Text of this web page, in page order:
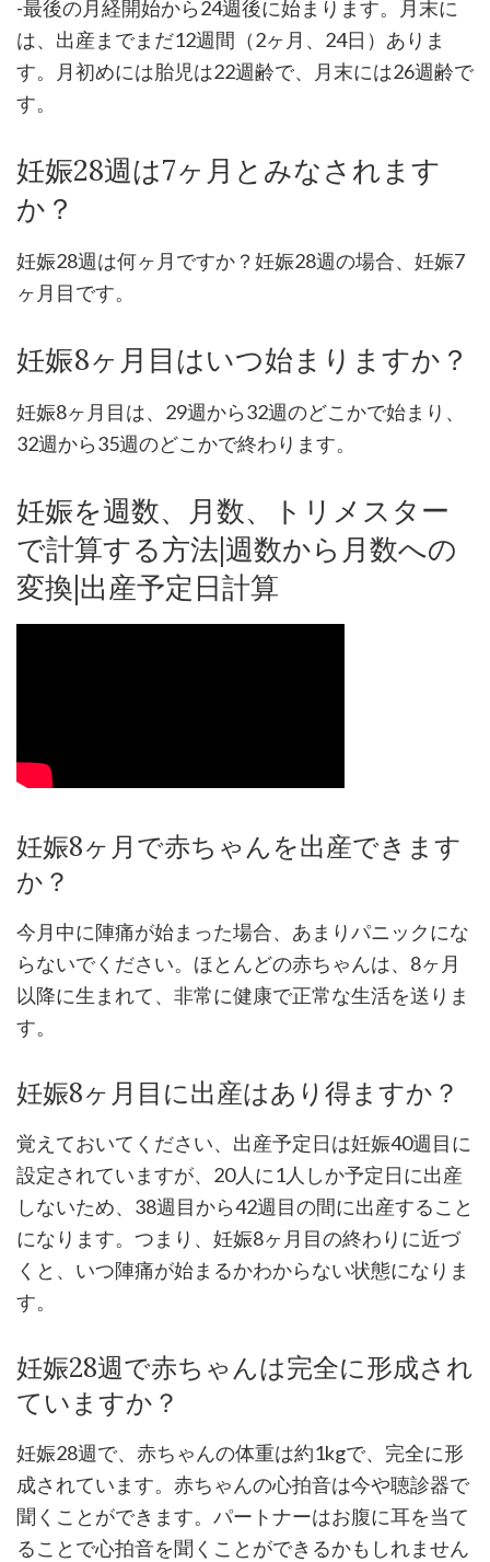
-最後の月経開始から24週後に始まります。月末に
は、出産までまだ12週間（2ヶ月、24日）ありま
す。月初めには胎児は22週齢で、月末には26週齢で
す。
妊娠28週は7ヶ月とみなされます
か？
妊娠28週は何ヶ月ですか？妊娠28週の場合、妊娠7
ヶ月目です。
妊娠8ヶ月目はいつ始まりますか？
妊娠8ヶ月目は、29週から32週のどこかで始まり、
32週から35週のどこかで終わります。
妊娠を週数、月数、トリメスター
で計算する方法|週数から月数への
変換|出産予定日計算
妊娠8ヶ月で赤ちゃんを出産できます
か？
今月中に陣痛が始まった場合、あまりパニックにな
らないでください。ほとんどの赤ちゃんは、8ヶ月
以降に生まれて、非常に健康で正常な生活を送りま
す。
妊娠8ヶ月目に出産はあり得ますか？
覚えておいてください、出産予定日は妊娠40週目に
設定されていますが、20人に1人しか予定日に出産
しないため、38週目から42週目の間に出産すること
になります。つまり、妊娠8ヶ月目の終わりに近づ
くと、いつ陣痛が始まるかわからない状態になりま
す。
妊娠28週で赤ちゃんは完全に形成され
ていますか？
妊娠28週で、赤ちゃんの体重は約1kgで、完全に形
成されています。赤ちゃんの心拍音は今や聴診器で
聞くことができます。パートナーはお腹に耳を当て
ることで心拍音を聞くことができるかもしれません